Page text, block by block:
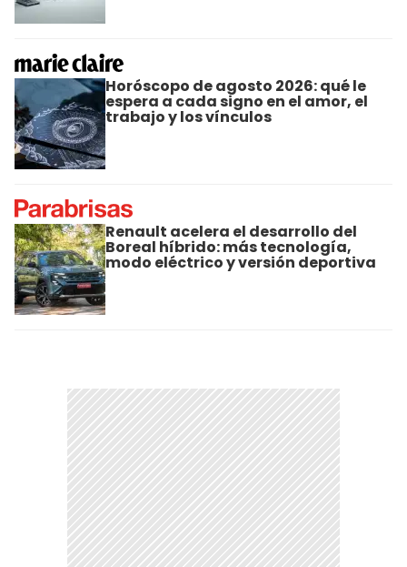
Horóscopo de agosto 2026: qué le
espera a cada signo en el amor, el
trabajo y los vínculos
Renault acelera el desarrollo del
Boreal híbrido: más tecnología,
modo eléctrico y versión deportiva